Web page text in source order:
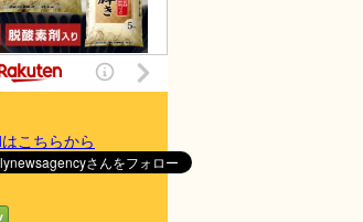
こちらから